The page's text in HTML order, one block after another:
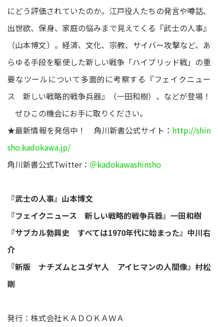
にどう評価されていたのか。江戸役人たちの発言や噂話、
出世欲、保身、家庭の悩みまで見えてくる『武士の人事』
（山本博文）。経済、文化、宗教、サイバー攻撃など、あ
らゆる手段を駆使した新しい戦争「ハイブリッド戦」の重
要なツールについて多面的に考察する『フェイクニュー
ス 新しい戦略的戦争兵器』（一田和樹）、などが登場！
ぜひこの機会にお手に取りください。
★最新情報を発信中！ 角川新書公式サイト： http://shin
sho.kadokawa.jp/
角川新書公式Twitter： ＠kadokawashinsho
『武士の人事』山本博文
『フェイクニュース 新しい戦略的戦争兵器』一田和樹
『サブカル勃興史 すべては1970年代に始まった』中川右
介
『新版 ナチズムとユダヤ人 アイヒマンの人間像』村松
剛
発行：株式会社ＫＡＤＯＫＡＷＡ